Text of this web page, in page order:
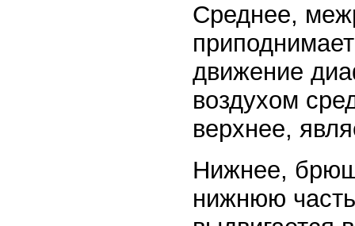
Среднее,
движение
воздухом
верхнее,
Нижнее,
нижнюю